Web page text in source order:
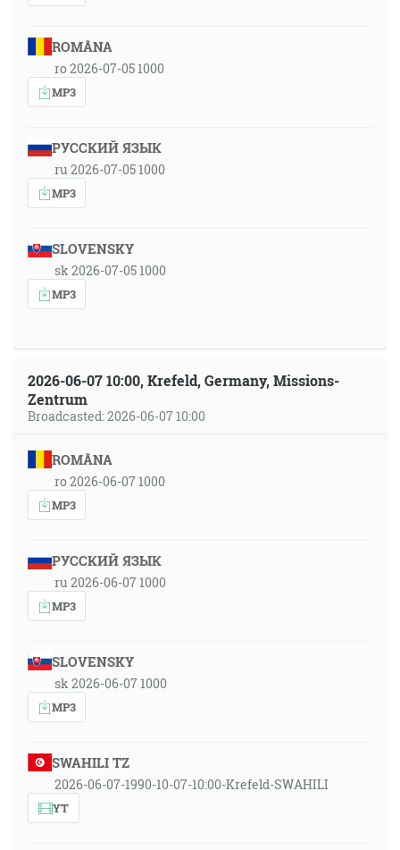
ROMÂNA
ro 2026-07-05 1000
MP3
РУССКИЙ ЯЗЫК
ru 2026-07-05 1000
MP3
SLOVENSKY
sk 2026-07-05 1000
MP3
2026-06-07 10:00, Krefeld, Germany, Missions-
Zentrum
Broadcasted: 2026-06-07 10:00
ROMÂNA
ro 2026-06-07 1000
MP3
РУССКИЙ ЯЗЫК
ru 2026-06-07 1000
MP3
SLOVENSKY
sk 2026-06-07 1000
MP3
SWAHILI TZ
2026-06-07-1990-10-07-10:00-Krefeld-SWAHILI
YT